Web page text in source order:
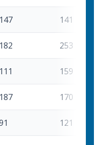
147 141
182 253
111 159
187 170
121